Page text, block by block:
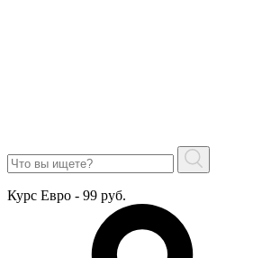
Курс Евро - 99 руб.